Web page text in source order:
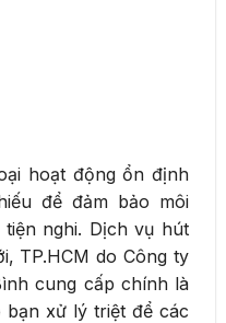
hoạt động ổn định
để đảm bảo môi
nghi. Dịch vụ hút
TP.HCM do Công ty
cung cấp chính là
bạn xử lý triệt để các